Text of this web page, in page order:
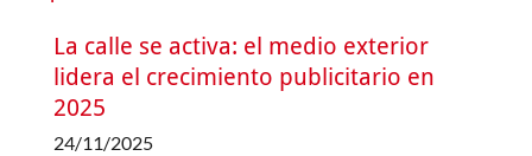
La calle se activa: el medio exterior
lidera el crecimiento publicitario en
2025
24/11/2025